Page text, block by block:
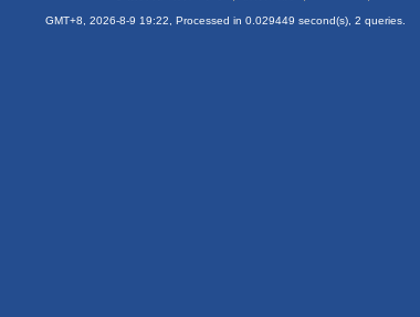
GMT+8, 2026-8-9 19:22, Processed in 0.029449 second(s), 2 queries.